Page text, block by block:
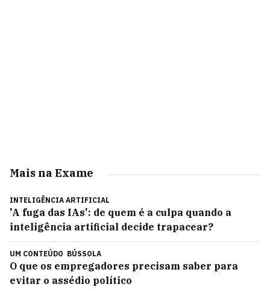
Mais na Exame
INTELIGÊNCIA ARTIFICIAL
'A fuga das IAs': de quem é a culpa quando a
inteligência artificial decide trapacear?
UM CONTEÚDO BÚSSOLA
O que os empregadores precisam saber para
evitar o assédio político